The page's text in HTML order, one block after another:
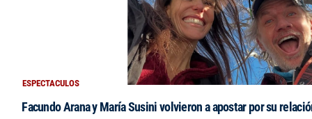
ESPECTACULOS
Facundo Arana y María Susini volvieron a apostar por su